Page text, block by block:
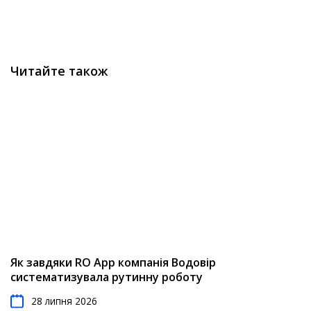
ефективною системою управління запасами RO App ви
зможете скоротити час складських операцій,
Читайте також
Як завдяки RO App компанія Водовір
систематизувала рутинну роботу
28 липня 2026